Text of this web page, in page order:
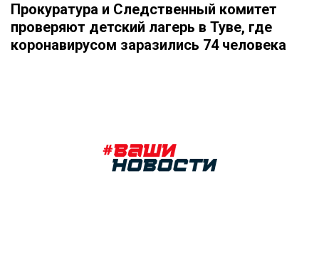
Прокуратура и Следственный комитет
проверяют детский лагерь в Туве, где
коронавирусом заразились 74 человека